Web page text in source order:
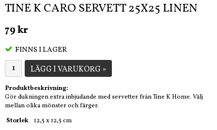
TINE K CARO SERVETT 25X25 LINEN
79 kr
FINNS I LAGER
LÄGG I VARUKORG »
Produktbeskrivning:
Gör dukningen extra inbjudande med servetter från Tine K Home. Välj
mellan olika mönster och färger.
Storlek
12,5 x 12,5 cm